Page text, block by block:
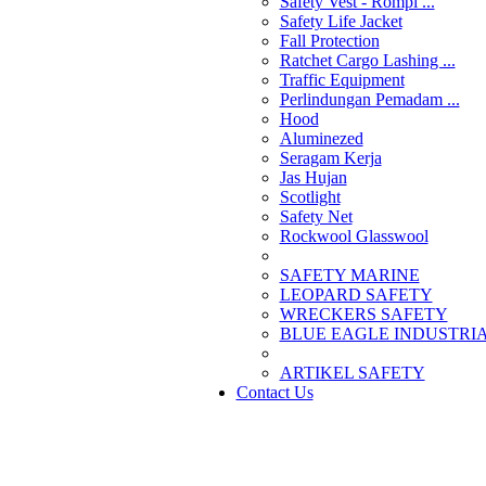
Safety Life Jacket
Fall Protection
Ratchet Cargo Lashing ...
Traffic Equipment
Perlindungan Pemadam ...
Hood
Aluminezed
Seragam Kerja
Jas Hujan
Scotlight
Safety Net
Rockwool Glasswool
SAFETY MARINE
LEOPARD SAFETY
WRECKERS SAFETY
BLUE EAGLE
­ARTIKEL SAFETY
Contact Us